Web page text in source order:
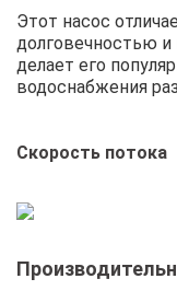
Этот насос
долговечностью и
делает его
водоснабжения
Скорость потока